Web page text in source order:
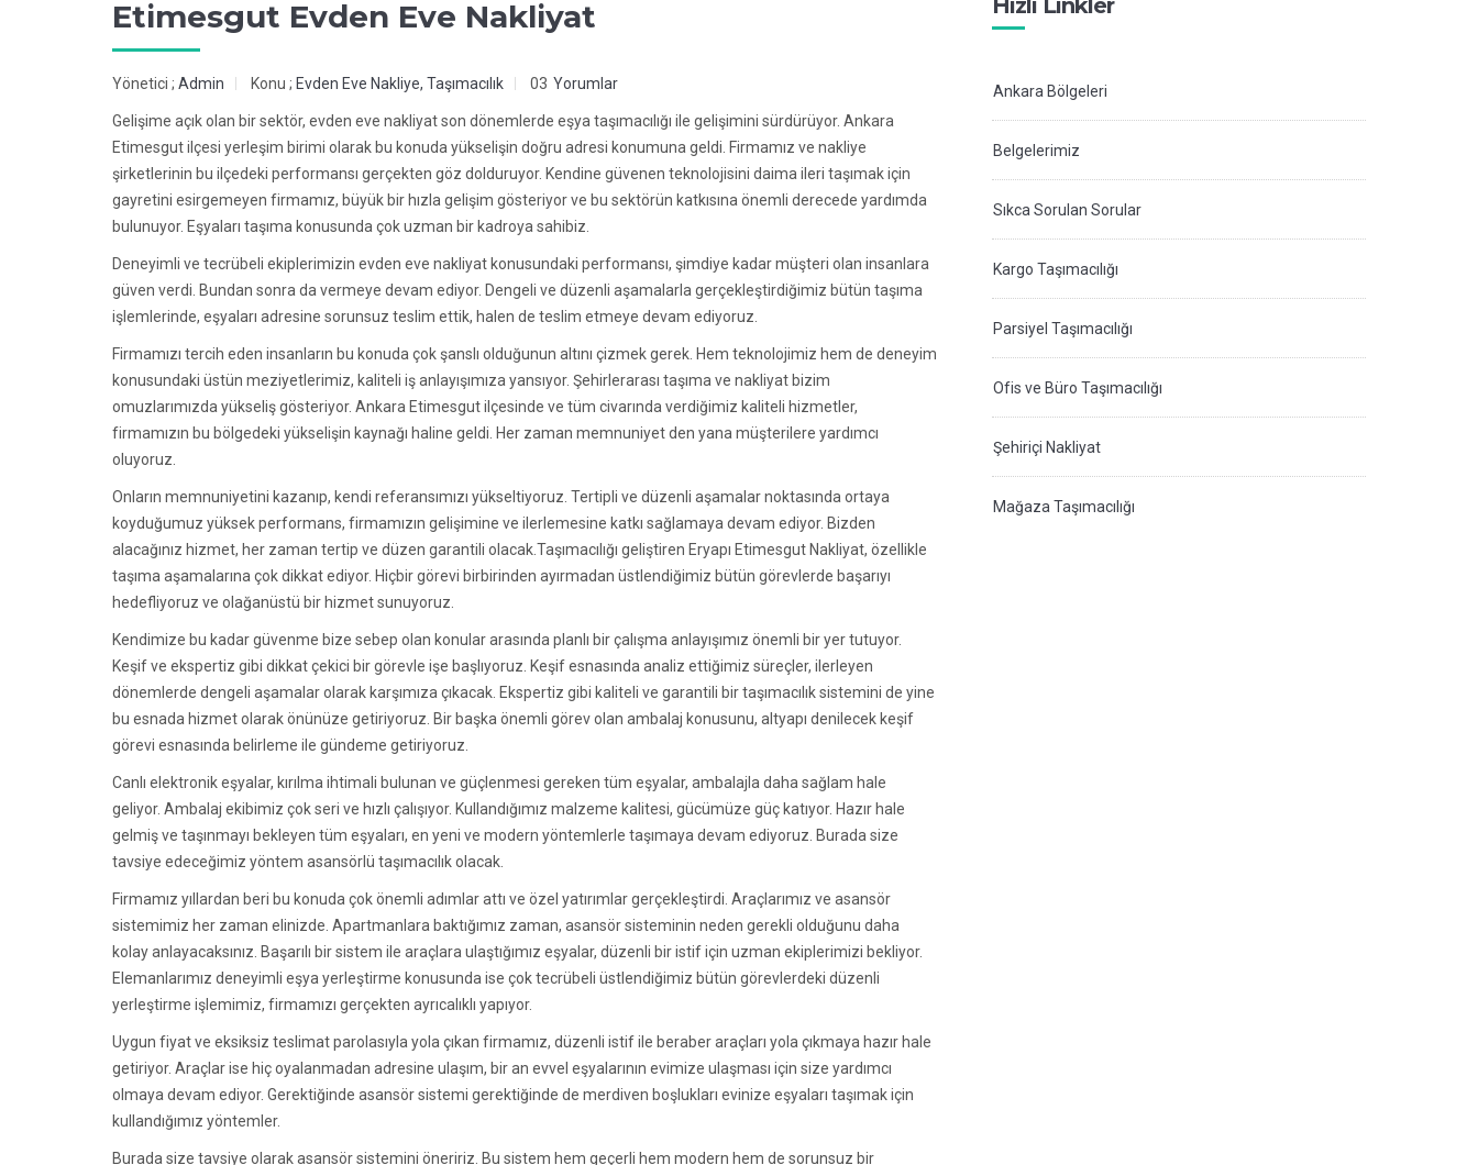
Etimesgut Evden Eve Nakliyat
Yönetici ; Admin Konu ; Evden Eve Nakliye, Taşımacılık 03 Yorumlar
Gelişime açık olan bir sektör, evden eve nakliyat son dönemlerde eşya taşımacılığı ile gelişimini sürdürüyor. Ankara
Etimesgut ilçesi yerleşim birimi olarak bu konuda yükselişin doğru adresi konumuna geldi. Firmamız ve nakliye
şirketlerinin bu ilçedeki performansı gerçekten göz dolduruyor. Kendine güvenen teknolojisini daima ileri taşımak için
gayretini esirgemeyen firmamız, büyük bir hızla gelişim gösteriyor ve bu sektörün katkısına önemli derecede yardımda
bulunuyor. Eşyaları taşıma konusunda çok uzman bir kadroya sahibiz.
Deneyimli ve tecrübeli ekiplerimizin evden eve nakliyat konusundaki performansı, şimdiye kadar müşteri olan insanlara
güven verdi. Bundan sonra da vermeye devam ediyor. Dengeli ve düzenli aşamalarla gerçekleştirdiğimiz bütün taşıma
işlemlerinde, eşyaları adresine sorunsuz teslim ettik, halen de teslim etmeye devam ediyoruz.
Firmamızı tercih eden insanların bu konuda çok şanslı olduğunun altını çizmek gerek. Hem teknolojimiz hem de deneyim
konusundaki üstün meziyetlerimiz, kaliteli iş anlayışımıza yansıyor. Şehirlerarası taşıma ve nakliyat bizim
omuzlarımızda yükseliş gösteriyor. Ankara Etimesgut ilçesinde ve tüm civarında verdiğimiz kaliteli hizmetler,
firmamızın bu bölgedeki yükselişin kaynağı haline geldi. Her zaman memnuniyet den yana müşterilere yardımcı
oluyoruz.
Onların memnuniyetini kazanıp, kendi referansımızı yükseltiyoruz. Tertipli ve düzenli aşamalar noktasında ortaya
koyduğumuz yüksek performans, firmamızın gelişimine ve ilerlemesine katkı sağlamaya devam ediyor. Bizden
alacağınız hizmet, her zaman tertip ve düzen garantili olacak.Taşımacılığı geliştiren Eryapı Etimesgut Nakliyat, özellikle
taşıma aşamalarına çok dikkat ediyor. Hiçbir görevi birbirinden ayırmadan üstlendiğimiz bütün görevlerde başarıyı
hedefliyoruz ve olağanüstü bir hizmet sunuyoruz.
Kendimize bu kadar güvenme bize sebep olan konular arasında planlı bir çalışma anlayışımız önemli bir yer tutuyor.
Keşif ve ekspertiz gibi dikkat çekici bir görevle işe başlıyoruz. Keşif esnasında analiz ettiğimiz süreçler, ilerleyen
dönemlerde dengeli aşamalar olarak karşımıza çıkacak. Ekspertiz gibi kaliteli ve garantili bir taşımacılık sistemini de yine
bu esnada hizmet olarak önünüze getiriyoruz. Bir başka önemli görev olan ambalaj konusunu, altyapı denilecek keşif
görevi esnasında belirleme ile gündeme getiriyoruz.
Canlı elektronik eşyalar, kırılma ihtimali bulunan ve güçlenmesi gereken tüm eşyalar, ambalajla daha sağlam hale
geliyor. Ambalaj ekibimiz çok seri ve hızlı çalışıyor. Kullandığımız malzeme kalitesi, gücümüze güç katıyor. Hazır hale
gelmiş ve taşınmayı bekleyen tüm eşyaları, en yeni ve modern yöntemlerle taşımaya devam ediyoruz. Burada size
tavsiye edeceğimiz yöntem asansörlü taşımacılık olacak.
Firmamız yıllardan beri bu konuda çok önemli adımlar attı ve özel yatırımlar gerçekleştirdi. Araçlarımız ve asansör
sistemimiz her zaman elinizde. Apartmanlara baktığımız zaman, asansör sisteminin neden gerekli olduğunu daha
kolay anlayacaksınız. Başarılı bir sistem ile araçlara ulaştığımız eşyalar, düzenli bir istif için uzman ekiplerimizi bekliyor.
Elemanlarımız deneyimli eşya yerleştirme konusunda ise çok tecrübeli üstlendiğimiz bütün görevlerdeki düzenli
yerleştirme işlemimiz, firmamızı gerçekten ayrıcalıklı yapıyor.
Uygun fiyat ve eksiksiz teslimat parolasıyla yola çıkan firmamız, düzenli istif ile beraber araçları yola çıkmaya hazır hale
getiriyor. Araçlar ise hiç oyalanmadan adresine ulaşım, bir an evvel eşyalarının evimize ulaşması için size yardımcı
olmaya devam ediyor. Gerektiğinde asansör sistemi gerektiğinde de merdiven boşlukları evinize eşyaları taşımak için
kullandığımız yöntemler.
Burada size tavsiye olarak asansör sistemini öneririz. Bu sistem hem geçerli hem modern hem de sorunsuz bir
Hızlı Linkler
Ankara Bölgeleri
Belgelerimiz
Sıkca Sorulan Sorular
Kargo Taşımacılığı
Parsiyel Taşımacılığı
Ofis ve Büro Taşımacılığı
Şehiriçi Nakliyat
Mağaza Taşımacılığı